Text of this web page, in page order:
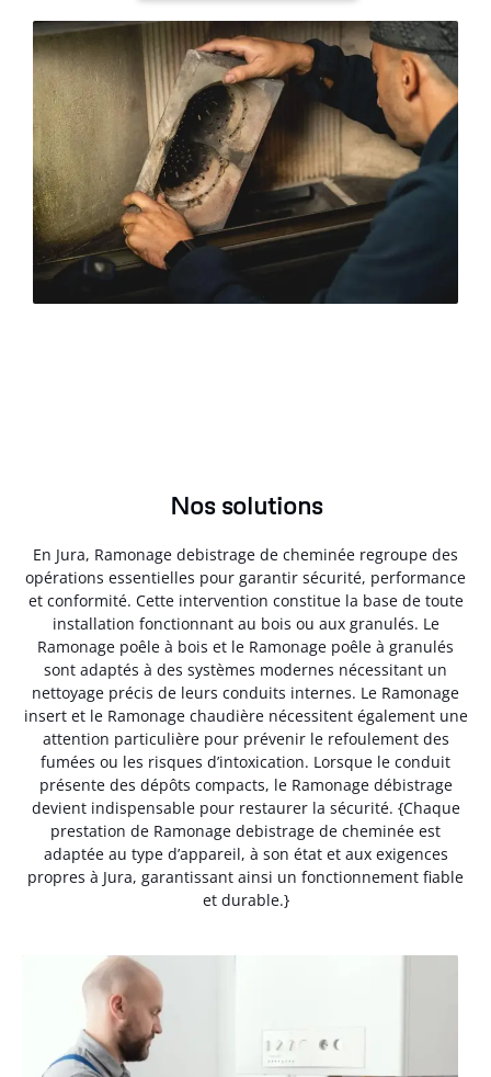
Nos solutions
En Jura, Ramonage debistrage de cheminée regroupe des
opérations essentielles pour garantir sécurité, performance
et conformité. Cette intervention constitue la base de toute
installation fonctionnant au bois ou aux granulés. Le
Ramonage poêle à bois et le Ramonage poêle à granulés
sont adaptés à des systèmes modernes nécessitant un
nettoyage précis de leurs conduits internes. Le Ramonage
insert et le Ramonage chaudière nécessitent également une
attention particulière pour prévenir le refoulement des
fumées ou les risques d’intoxication. Lorsque le conduit
présente des dépôts compacts, le Ramonage débistrage
devient indispensable pour restaurer la sécurité. {Chaque
prestation de Ramonage debistrage de cheminée est
adaptée au type d’appareil, à son état et aux exigences
propres à Jura, garantissant ainsi un fonctionnement fiable
et durable.}